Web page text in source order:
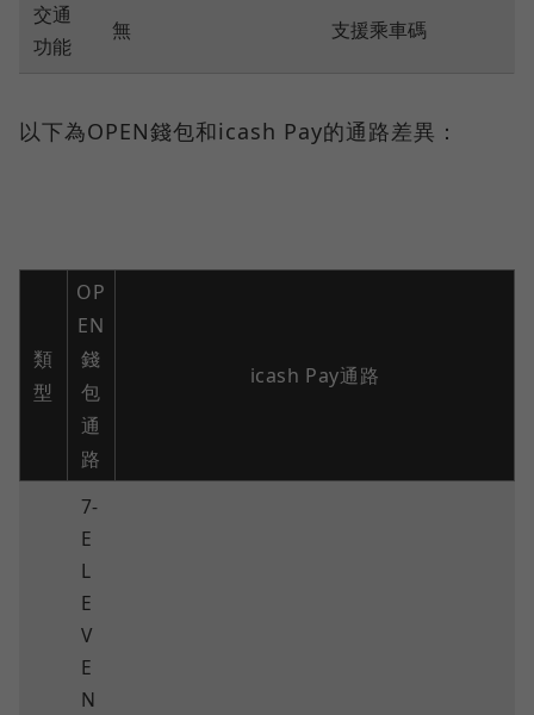
交通
功能
無 支援乘車碼
以下為OPEN錢包和icash Pay的通路差異：
類
型
OP
EN
錢
包
通
路
icash Pay通路
7-
E
L
E
V
E
N